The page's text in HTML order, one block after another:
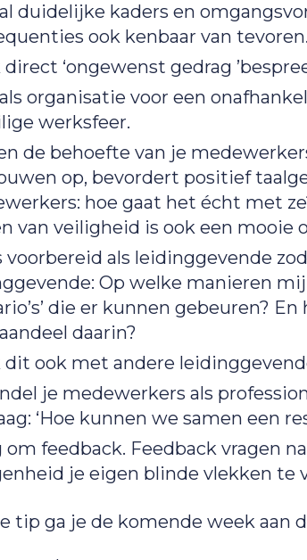
duidelijke kaders en
ook kenbaar van tevoren.
direct ‘ongewenst gedrag
organisatie voor een
werksfeer.
de behoefte van je
op, bevordert positief
hoe gaat het écht met
van veiligheid is ook een mooie
voorbereid als leidinggevende
Op welke manieren
die er kunnen gebeuren?
daarin?
dit ook met andere
je medewerkers als
‘Hoe kunnen we samen een
om feedback. Feedback vragen
je eigen blinde vlekken te
tip ga je de komende week aan